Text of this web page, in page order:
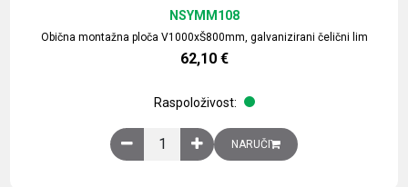
Obična montažna ploča V1000xŠ800mm, galvanizirani čelični lim
NSYMM108
62,10 €
Raspoloživost:
Obična montažna ploča V1000xŠ800mm,
NARUČI